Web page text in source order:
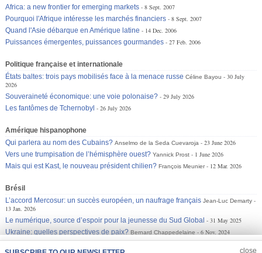
close
JOIN US CLOSE
Africa: a new frontier for emerging markets
8 Sept. 2007
Pourquoi l'Afrique intéresse les marchés financiers
8 Sept. 2007
Quand l'Asie débarque en Amérique latine
14 Dec. 2006
Puissances émergentes, puissances gourmandes
27 Feb. 2006
Politique française et internationale
États baltes: trois pays mobilisés face à la menace russe Céline Bayou
30 July
2026
Souveraineté économique: une voie polonaise?
29 July 2026
Les fantômes de Tchernobyl
26 July 2026
Amérique hispanophone
Qui parlera au nom des Cubains? Anselmo de la Seda Cuevaroja
23 June 2026
Vers une trumpisation de l’hémisphère ouest? Yannick Prost
1 June 2026
Mais qui est Kast, le nouveau président chilien? François Meunier 12 Mar. 2026
Brésil
L’accord Mercosur: un succès européen, un naufrage français Jean-Luc Demarty
13 Jan. 2026
Le numérique, source d’espoir pour la jeunesse du Sud Global
31 May 2025
Ukraine: quelles perspectives de paix? Bernard Chappedelaine 6 Nov. 2024